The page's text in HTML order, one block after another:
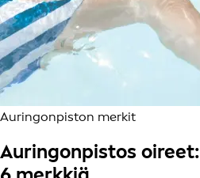
Auringonpiston merkit
Auringonpistos oireet: